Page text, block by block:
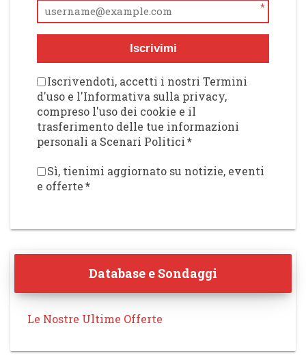
*
Iscrivimi
Iscrivendoti, accetti i nostri Termini
d'uso e l'Informativa sulla privacy,
compreso l'uso dei cookie e il
trasferimento delle tue informazioni
personali a Scenari Politici*
Sì, tienimi aggiornato su notizie, eventi
e offerte*
Database e Sondaggi
Le Nostre Ultime Offerte